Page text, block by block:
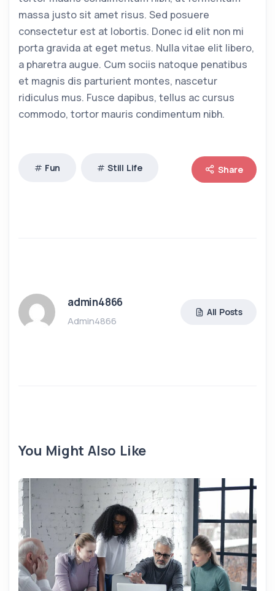
massa justo sit amet risus. Sed posuere
consectetur est at lobortis. Donec id elit non mi
porta gravida at eget metus. Nulla vitae elit libero,
a pharetra augue. Cum sociis natoque penatibus
et magnis dis parturient montes, nascetur
ridiculus mus. Fusce dapibus, tellus ac cursus
commodo, tortor mauris condimentum nibh.
Fun Still Life Share
admin4866
Admin4866
All Posts
You Might Also Like